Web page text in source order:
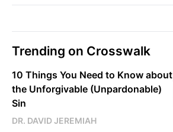
Trending on Crosswalk
10 Things You Need to Know about
the Unforgivable (Unpardonable)
Sin
DR. DAVID JEREMIAH